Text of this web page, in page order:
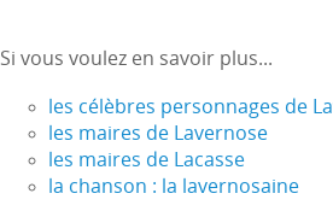
Si vous voulez en savoir plus...
les célèbres personnages de
les maires de Lavernose
les maires de Lacasse
la chanson : la lavernosaine